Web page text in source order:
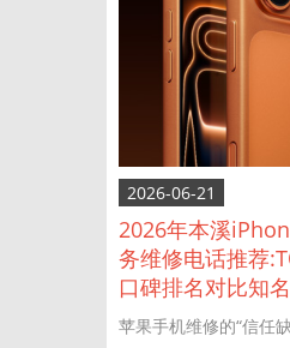
2026-06-21
2026年本溪
务维修电话推荐
口碑排名对比知名
苹果手机维修的“信任